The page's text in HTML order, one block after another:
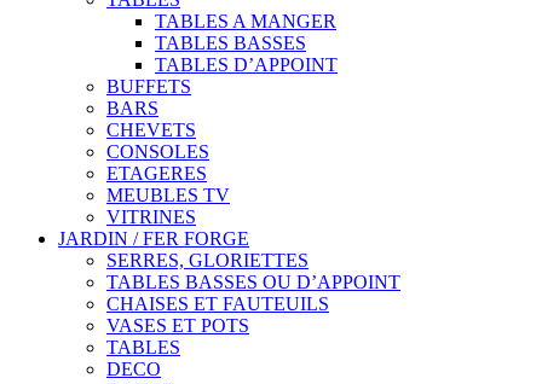
TABLES A MANGER
TABLES BASSES
TABLES D’APPOINT
BUFFETS
BARS
CHEVETS
CONSOLES
ETAGERES
MEUBLES TV
VITRINES
JARDIN / FER FORGE
SERRES, GLORIETTES
TABLES BASSES OU D’APPOINT
CHAISES ET FAUTEUILS
VASES ET POTS
TABLES
DECO